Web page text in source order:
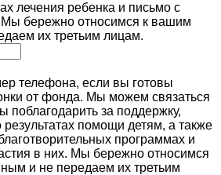
лечения ребенка и письмо с
Мы бережно относимся к вашим
их третьим лицам.
телефона, если вы готовы
от фонда. Мы можем связаться
поблагодарить за поддержку,
результатах помощи детям, а также
программах и
в них. Мы бережно относимся
и не передаем их третьим